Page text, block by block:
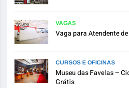
VAGAS
Vaga para Atendente
CURSOS E OFICINAS
Museu das Favelas –
Grátis